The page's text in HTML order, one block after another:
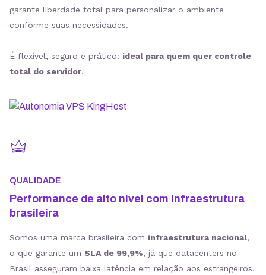
garante liberdade total para personalizar o ambiente
conforme suas necessidades.
É flexível, seguro e prático: ideal para quem quer controle
total do servidor.
QUALIDADE
Performance de alto nível com infraestrutura
brasileira
Somos uma marca brasileira com infraestrutura nacional,
o que garante um SLA de 99,9%, já que datacenters no
Brasil asseguram baixa latência em relação aos estrangeiros.